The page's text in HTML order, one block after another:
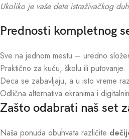
Ukoliko je vaše dete istraživačkog
Prednosti kompletnog
Sve na jednom mestu – uredno
Praktično za kuću, školu ili putovanje.
Deca se zabavljaju, a u isto vreme
Odlična alternativa ekranima i
Zašto odabrati naš set
Naša ponuda obuhvata različite